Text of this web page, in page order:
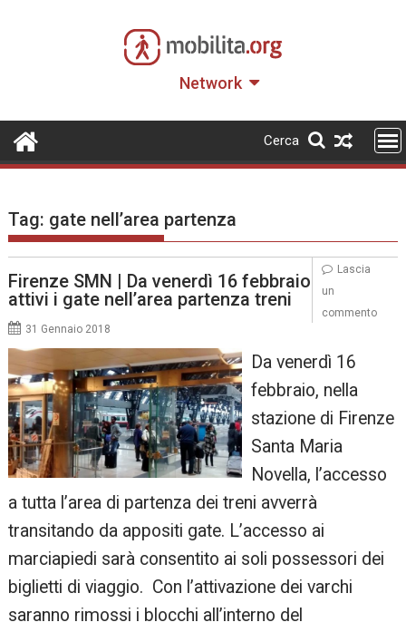
Network
Cerca
Tag: gate nell’area partenza
Firenze SMN | Da venerdì 16 febbraio
attivi i gate nell’area partenza treni
31 Gennaio 2018
Da venerdì 16
febbraio, nella
stazione di Firenze
Santa Maria
Novella, l’accesso
a tutta l’area di partenza dei treni avverrà
transitando da appositi gate. L’accesso ai
marciapiedi sarà consentito ai soli possessori dei
biglietti di viaggio. Con l’attivazione dei varchi
saranno rimossi i blocchi all’interno del
Lascia
un
commento